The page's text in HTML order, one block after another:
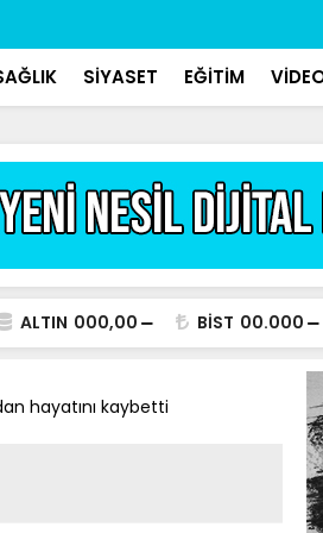
Dr.
aralıklarla
SİYASET EĞİTİM
ALTIN 000,00 BİST 00.000
hayatını kaybetti